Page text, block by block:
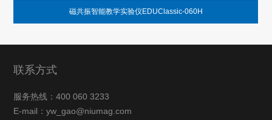
磁共振智能教学实验仪EDUClassic-060H
联系方式
服务热线：400 060 3233
E-mail：yw_gao@niumag.com